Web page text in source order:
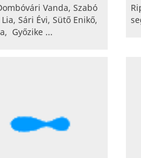
Vanda, Szabó
Sári Évi, Sütő Enikő,
Győzike ...